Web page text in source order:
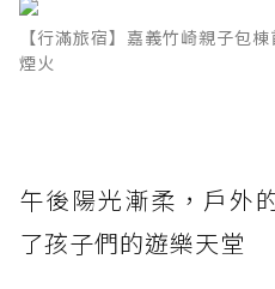
【行滿旅宿】嘉義竹崎親子包
煙火
午後陽光漸柔，戶外
了孩子們的遊樂天堂